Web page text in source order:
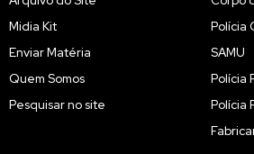
Midia Kit
Enviar Matéria
Quem Somos
Pesquisar no site
Polícia
SAMU
Polícia
Polícia